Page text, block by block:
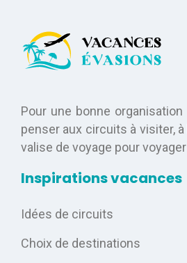
Pour une bonne
penser aux circuits à visiter, à
valise de voyage pour
Inspirations vacances
Idées de circuits
Choix de destinations